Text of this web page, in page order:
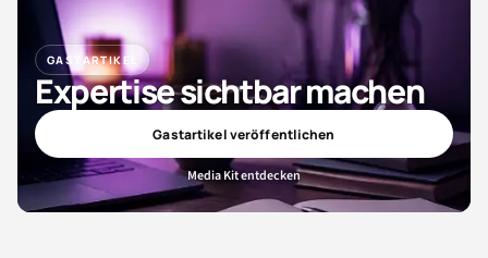
GASTARTIKEL
Expertise sichtbar machen
Gastartikel veröffentlichen
Media Kit entdecken